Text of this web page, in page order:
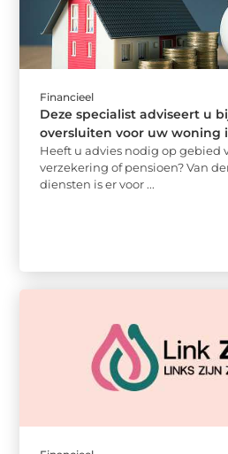
Financieel
Deze specialist adviseert u
oversluiten voor uw woning
Heeft u advies nodig op gebied
verzekering of pensioen? Van
diensten is er voor ...